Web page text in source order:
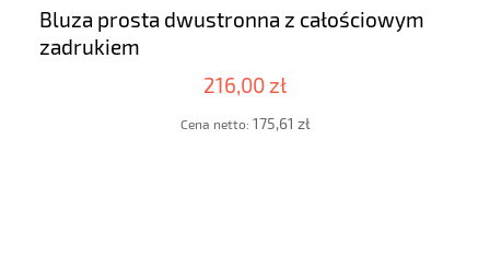
Bluza prosta dwustronna z całościowym
zadrukiem
216,00 zł
Cena netto: 175,61 zł